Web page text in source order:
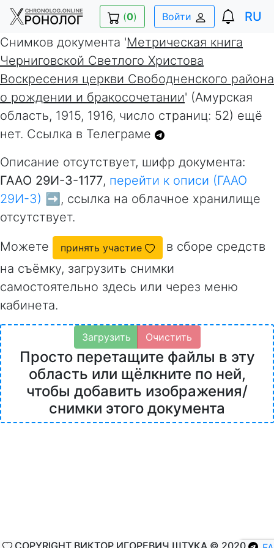
(0) Войти
RU
Снимков документа 'Метрическая книга
Черниговской Светлого Христова
Воскресения церкви Свободненского района
о рождении и бракосочетании' (Амурская
область, 1915, 1916, число страниц: 52) ещё
нет. Ссылка в Телеграме
Описание отсутствует, шифр документа:
ГААО 29И-3-1177, перейти к описи (ГААО
29И-3) ➡️ , ссылка на облачное хранилище
отсутствует.
Можете принять участие
в сборе средств
на съёмку, загрузить снимки
самостоятельно здесь или через меню
кабинета.
Загрузить Очистить
Просто перетащите файлы в эту
область или щёлкните по ней,
чтобы добавить изображения/
снимки этого документа
COPYRIGHT ВИКТОР ИГОРЕВИЧ ШТУКА © 2020